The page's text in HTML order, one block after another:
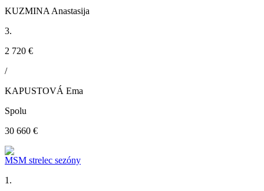
KUZMINA Anastasija
3.
2 720 €
/
KAPUSTOVÁ Ema
Spolu
30 660 €
MSM strelec sezóny
1.